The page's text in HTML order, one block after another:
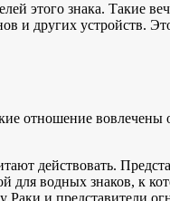
этого знака. Такие
и других устройств.
отношение вовлечены
действовать.
для водных знаков, к